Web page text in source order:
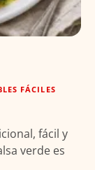
FÁCILES
fácil y
verde es